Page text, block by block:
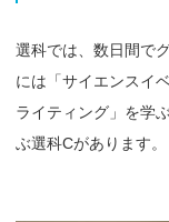
選科では、数日間で
には「サイエンスイ
ライティング」を学
ぶ選科Cがあります。